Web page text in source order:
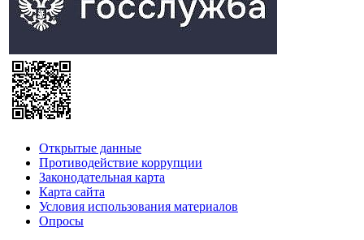
Открытые данные
Противодействие коррупции
Законодательная карта
Карта сайта
Условия использования материалов
Опросы